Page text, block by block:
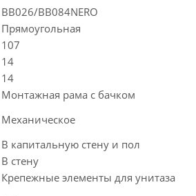
BB026/BB084NERO
Прямоугольная
107
14
14
Монтажная рама с бачком
Механическое
В капитальную стену и пол
В стену
Крепежные элементы для унитаза